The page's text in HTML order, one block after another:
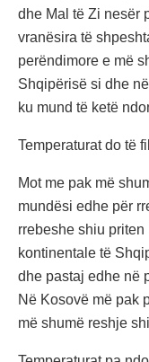
dhe Mal të Zi nesër
vranësira të
perëndimore e më
Shqipërisë si dhe
ku mund të ketë
Temperaturat do të
Mot me pak më
mundësi edhe për
rrebeshe shiu
kontinentale të
dhe pastaj edhe në
Në Kosovë më pak
më shumë reshje